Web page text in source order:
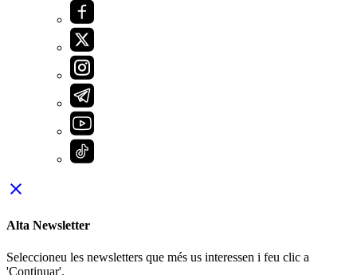
close
Alta Newsletter
Seleccioneu les newsletters que més us interessen i feu clic a
'Continuar'.